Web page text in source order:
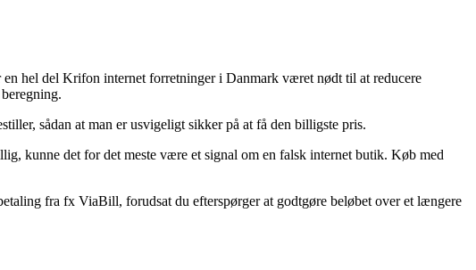
hel del Krifon internet forretninger i Danmark været nødt til at reducere
sådan at man er usvigeligt sikker på at få den billigste pris.
kunne det for det meste være et signal om en falsk internet butik. Køb med
fra fx ViaBill, forudsat du efterspørger at godtgøre beløbet over et længere